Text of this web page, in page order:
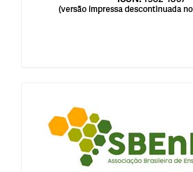
blocologosbenbio